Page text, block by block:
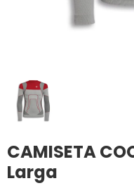
CAMISETA
Larga